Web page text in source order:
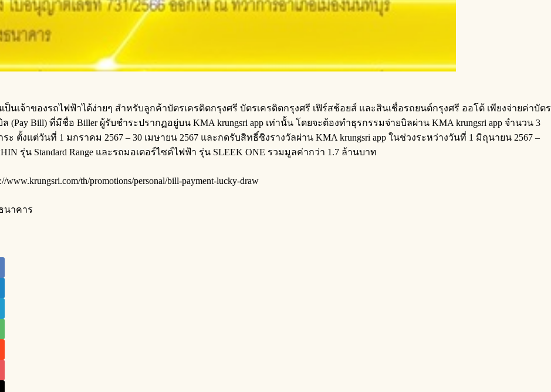
เจ้าของรถไฟฟ้าได้ง่ายๆ สำหรับลูกค้าบัตรเครดิตกรุงศรี บัตรเครดิตกรุงศรี เฟิร์สช้อยส์ และสินเชื่อรถยนต์กรุงศรี ออโต้ เพียงจ่ายค่าบัตร
(Pay Bill) ที่มีชื่อ Biller ผู้รับชำระปรากฏอยู่บน KMA krungsri app เท่านั้น โดยจะต้องทำธุรกรรมจ่ายบิลผ่าน KMA krungsri app จำนวน 3
ตั้งแต่วันที่ 1 มกราคม 2567 – 30 เมษายน 2567 และกดรับสิทธิ์ชิงรางวัลผ่าน KMA krungsri app ในช่วงระหว่างวันที่ 1 มิถุนายน 2567 –
รุ่น Standard Range และรถมอเตอร์ไซค์ไฟฟ้า รุ่น SLEEK ONE รวมมูลค่ากว่า 1.7 ล้านบาท
th/promotions/personal/bill-payment-lucky-draw
นาคาร